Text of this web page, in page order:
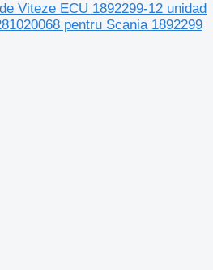
Viteze ECU 1892299-12 unidad
pentru Scania 1892299